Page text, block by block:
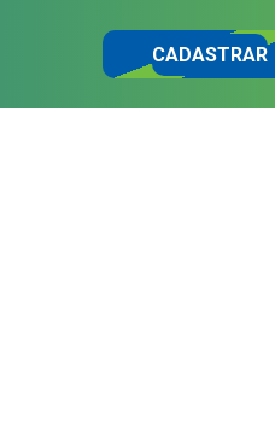
CADASTRAR